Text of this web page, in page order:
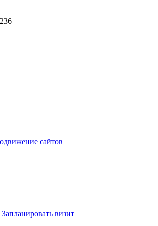
Запланировать визит